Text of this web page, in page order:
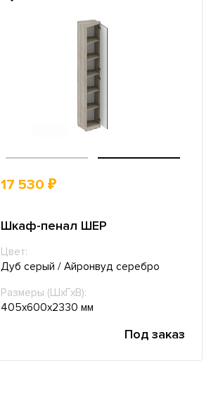
17 530 ₽
Шкаф-пенал ШЕР
Цвет:
Дуб серый / Айронвуд серебро
Размеры (ШхГхВ):
405х600х2330 мм
Под заказ